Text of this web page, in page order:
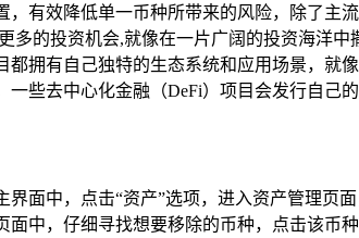
，有效降低单一币种所带来的风险，除了主
多的投资机会,就像在一片广阔的投资海洋中
都拥有自己独特的生态系统和应用场景，就
些去中心化金融（DeFi）项目会发行自己
界面中，点击“资产”选项，进入资产管理页
面中，仔细寻找想要移除的币种，点击该币